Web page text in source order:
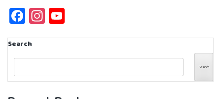
Facebook
Instagram
Channel
Search
Search